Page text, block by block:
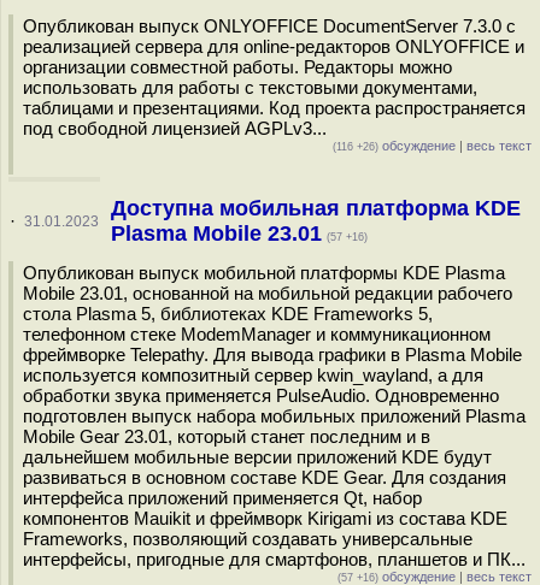
Опубликован выпуск ONLYOFFICE DocumentServer 7.3.0 с
реализацией сервера для online-редакторов ONLYOFFICE и
организации совместной работы. Редакторы можно
использовать для работы с текстовыми документами,
таблицами и презентациями. Код проекта распространяется
под свободной лицензией AGPLv3...
(116 +26) обсуждение | весь текст
· 31.01.2023
Доступна мобильная платформа KDE
Plasma Mobile 23.01 (57 +16)
Опубликован выпуск мобильной платформы KDE Plasma
Mobile 23.01, основанной на мобильной редакции рабочего
стола Plasma 5, библиотеках KDE Frameworks 5,
телефонном стеке ModemManager и коммуникационном
фреймворке Telepathy. Для вывода графики в Plasma Mobile
используется композитный сервер kwin_wayland, а для
обработки звука применяется PulseAudio. Одновременно
подготовлен выпуск набора мобильных приложений Plasma
Mobile Gear 23.01, который станет последним и в
дальнейшем мобильные версии приложений KDE будут
развиваться в основном составе KDE Gear. Для создания
интерфейса приложений применяется Qt, набор
компонентов Mauikit и фреймворк Kirigami из состава KDE
Frameworks, позволяющий создавать универсальные
интерфейсы, пригодные для смартфонов, планшетов и ПК...
(57 +16) обсуждение | весь текст